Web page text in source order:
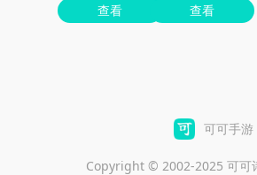
查看 查看
可可手游
Copyright © 2002-2025 可可